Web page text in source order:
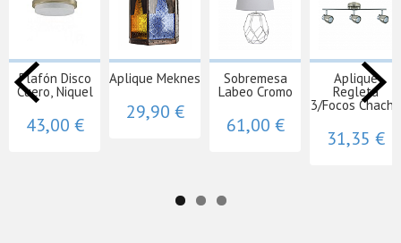
Plafón Disco
Cuero, Niquel
43,00 €
Aplique Meknes
29,90 €
Sobremesa
Labeo Cromo
61,00 €
Aplique
Regleta
3/Focos Chacho
31,35 €